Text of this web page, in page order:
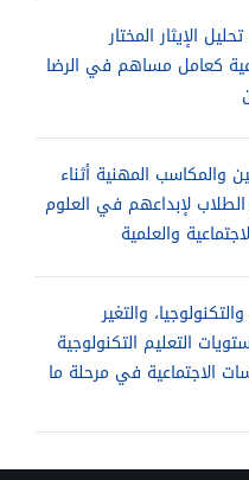
الإيثار المختار
كعامل مساهم في الرضا
والمكاسب المهنية أثناء
لإبداعهم في العلوم
والعلمية
والتغير
التعليم التكنولوجية
الاجتماعية في مرحلة ما